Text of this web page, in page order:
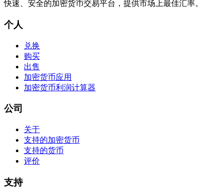
快速、安全的加密货币交易平台，提供市场上最佳汇率。
个人
兑换
购买
出售
加密货币应用
加密货币利润计算器
公司
关于
支持的加密货币
支持的货币
评价
支持